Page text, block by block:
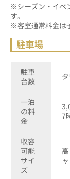
※シーズン・イベ
※客室通常料金は
駐車場
駐車
台数
一泊
の料
金
7
収容
可能
サイ
ズ